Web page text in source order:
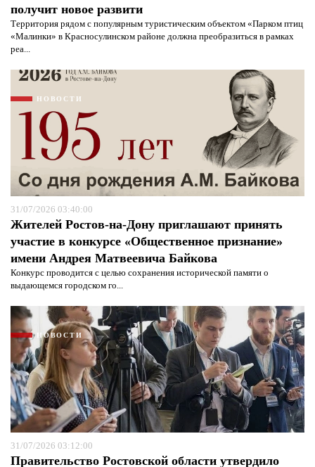
получит новое развити
Территория рядом с популярным туристическим объектом «Парком птиц
«Малинки» в Красносулинском районе должна преобразиться в рамках
реа...
НОВОСТИ
31/07/2026 03:40:00
Жителей Ростов-на-Дону приглашают принять
участие в конкурсе «Общественное признание»
имени Андрея Матвеевича Байкова
Конкурс проводится с целью сохранения исторической памяти о
выдающемся городском го...
НОВОСТИ
31/07/2026 03:12:00
Правительство Ростовской области утвердило